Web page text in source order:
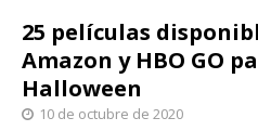
25 películas
Amazon y HBO GO
Halloween
10 de octubre de 2020